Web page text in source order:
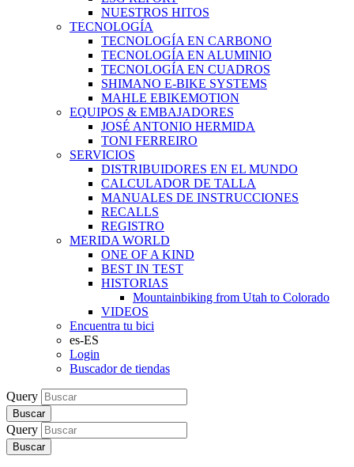
NUESTROS HITOS
TECNOLOGÍA
TECNOLOGÍA EN CARBONO
TECNOLOGÍA EN ALUMINIO
TECNOLOGÍA EN CUADROS
SHIMANO E-BIKE SYSTEMS
MAHLE EBIKEMOTION
EQUIPOS & EMBAJADORES
JOSÉ ANTONIO HERMIDA
TONI FERREIRO
SERVICIOS
DISTRIBUIDORES EN EL MUNDO
CALCULADOR DE TALLA
MANUALES DE INSTRUCCIONES
RECALLS
REGISTRO
MERIDA WORLD
ONE OF A KIND
BEST IN TEST
HISTORIAS
Mountainbiking from Utah to Colorado
VIDEOS
Encuentra tu bici
es-ES
Login
Buscador de tiendas
Query
Buscar
Query
Buscar